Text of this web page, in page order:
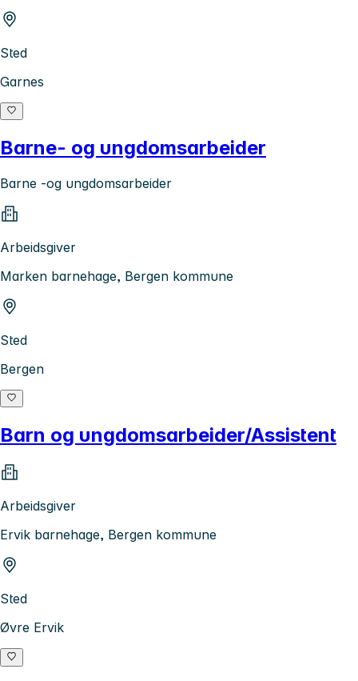
Sted
Garnes
Barne- og ungdomsarbeider
Barne -og ungdomsarbeider
Arbeidsgiver
Marken barnehage, Bergen kommune
Sted
Bergen
Barn og ungdomsarbeider/Assistent
Arbeidsgiver
Ervik barnehage, Bergen kommune
Sted
Øvre Ervik